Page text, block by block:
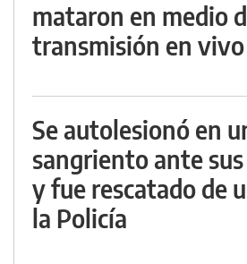
mataron en medio
transmisión en vivo
Se autolesionó en
sangriento ante
y fue rescatado de
la Policía